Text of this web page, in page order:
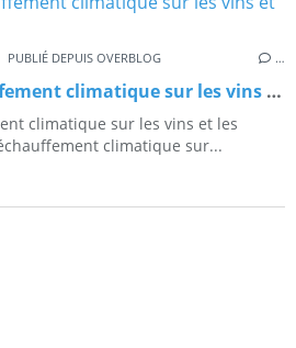
PUBLIÉ DEPUIS OVERBLOG …
Les effets du réchauffement climatique sur les vins et les vignobles
climatique sur les vins et les
climatique sur...